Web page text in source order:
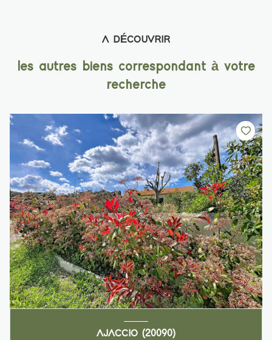
A DÉCOUVRIR
les autres biens correspondant à votre
recherche
AJACCIO (20090)